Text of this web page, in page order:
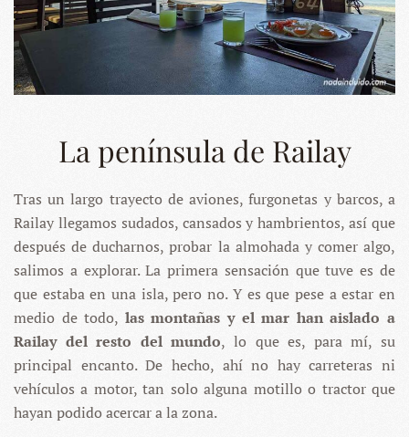
La península de Railay
Tras un largo trayecto de aviones, furgonetas y barcos, a
Railay llegamos sudados, cansados y hambrientos, así que
después de ducharnos, probar la almohada y comer algo,
salimos a explorar. La primera sensación que tuve es de
que estaba en una isla, pero no. Y es que pese a estar en
medio de todo, las montañas y el mar han aislado a
Railay del resto del mundo, lo que es, para mí, su
principal encanto. De hecho, ahí no hay carreteras ni
vehículos a motor, tan solo alguna motillo o tractor que
hayan podido acercar a la zona.